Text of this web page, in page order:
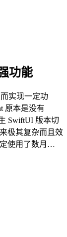
功能
实现一定功
原本是没有
SwiftUI 版本切
极其复杂而且效
使用了数月…